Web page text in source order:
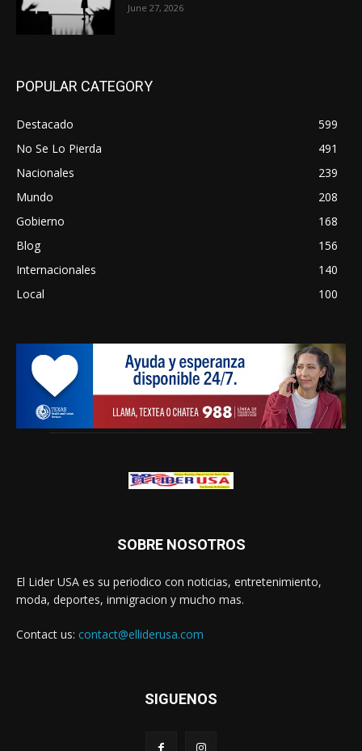
June 27, 2026
POPULAR CATEGORY
Destacado
599
No Se Lo Pierda
491
Nacionales
239
Mundo
208
Gobierno
168
Blog
156
Internacionales
140
Local
100
SOBRE NOSOTROS
El Lider USA es su periodico con noticias, entretenimiento,
moda, deportes, inmigracion y mucho mas.
Contact us: contact@elliderusa.com
SIGUENOS